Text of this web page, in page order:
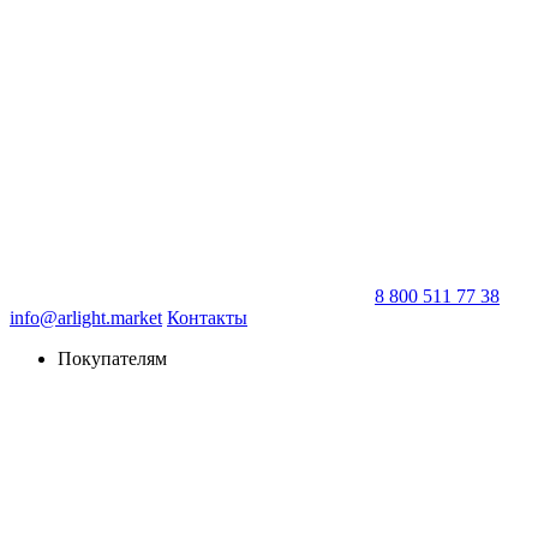
8 800 511 77 38
info@arlight.market Контакты
Покупателям